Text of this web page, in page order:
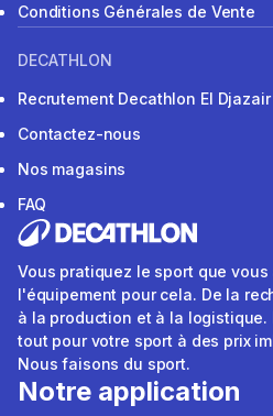
Conditions Générales de Vente
DECATHLON
Recrutement Decathlon El Djazair
Contactez-nous
Nos magasins
FAQ
Vous pratiquez le sport que
l'équipement pour cela. De la
à la production et à la logistique.
tout pour votre sport à des prix
Nous faisons du sport.
Notre application